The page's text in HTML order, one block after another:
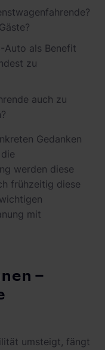
Auto als Benefit
zu
auch zu
Gedanken
werden diese
frühzeitig diese
mit
–
umsteigt, fängt